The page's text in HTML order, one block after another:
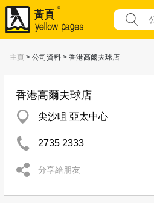
主頁 > 公司資料 > 香港高爾夫球店
香港高爾夫球店
尖沙咀 亞太中心
2735 2333
分享給朋友